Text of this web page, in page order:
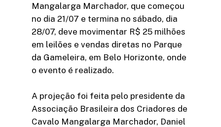
Mangalarga Marchador, que começou
no dia 21/07 e termina no sábado, dia
28/07, deve movimentar R$ 25 milhões
em leilões e vendas diretas no Parque
da Gameleira, em Belo Horizonte, onde
o evento é realizado.
A projeção foi feita pelo presidente da
Associação Brasileira dos Criadores de
Cavalo Mangalarga Marchador, Daniel